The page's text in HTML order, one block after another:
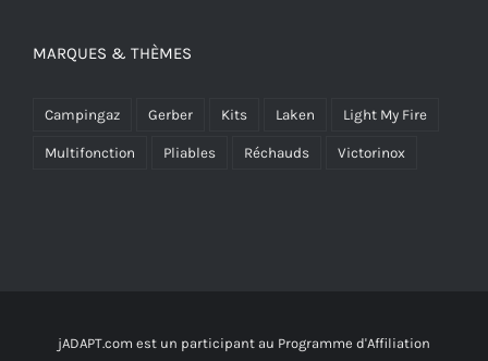
MARQUES & THÈMES
Campingaz Gerber Kits Laken Light My Fire
Multifonction Pliables Réchauds Victorinox
jADAPT.com est un participant au Programme d'Affiliation